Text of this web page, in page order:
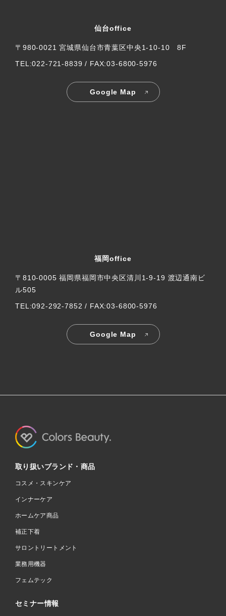
仙台office
〒980-0021 宮城県仙台市青葉区中央1-10-10 8F
TEL:022-721-8839 / FAX:03-6800-5976
Google Map
福岡office
〒810-0005 福岡県福岡市中央区清川1-9-19 渡辺通南ビ
ル505
TEL:092-292-7852 / FAX:03-6800-5976
Google Map
取り扱いブランド・商品
コスメ・スキンケア
インナーケア
ホームケア商品
補正下着
サロントリートメント
業務用機器
フェムテック
セミナー情報